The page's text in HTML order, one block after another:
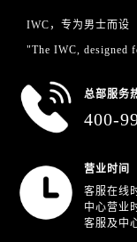
IWC，专为男士而设
"The IWC, designed
总部服务
400-
营业时间
客服在线
中心营业
客服及中